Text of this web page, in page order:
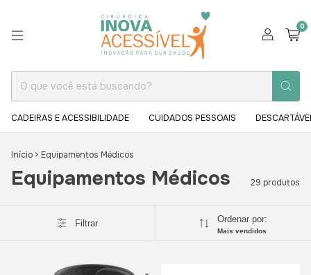
0
CADEIRAS E ACESSIBILIDADE CUIDADOS PESSOAIS
Início > Equipamentos Médicos
Equipamentos Médicos 29 produtos
Filtrar Ordenar por:
Mais vendidos